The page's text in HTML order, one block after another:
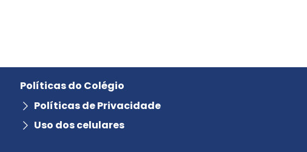
Políticas do Colégio
Políticas de Privacidade
Uso dos celulares